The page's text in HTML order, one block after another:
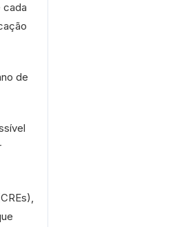
cada
de